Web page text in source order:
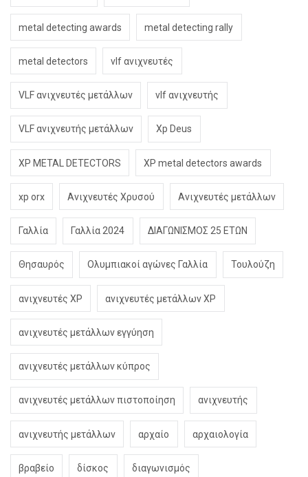
metal detecting awards metal detecting rally
metal detectors vlf ανιχνευτές
VLF ανιχνευτές μετάλλων vlf ανιχνευτής
VLF ανιχνευτής μετάλλων Xp Deus
XP METAL DETECTORS XP metal detectors awards
xp orx Ανιχνευτές Χρυσού Ανιχνευτές μετάλλων
Γαλλία Γαλλία 2024 ΔΙΑΓΩΝΙΣΜΟΣ 25 ΕΤΩΝ
Θησαυρός Ολυμπιακοί αγώνες Γαλλία Τουλούζη
ανιχνευτές XP ανιχνευτές μετάλλων XP
ανιχνευτές μετάλλων εγγύηση
ανιχνευτές μετάλλων κύπρος
ανιχνευτές μετάλλων πιστοποίηση ανιχνευτής
ανιχνευτής μετάλλων αρχαίο αρχαιολογία
βραβείο δίσκος διαγωνισμός